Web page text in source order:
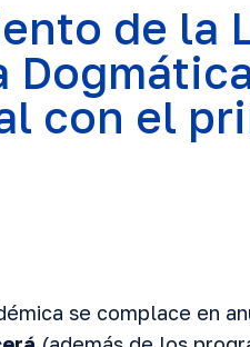
de la
con el
se complace en